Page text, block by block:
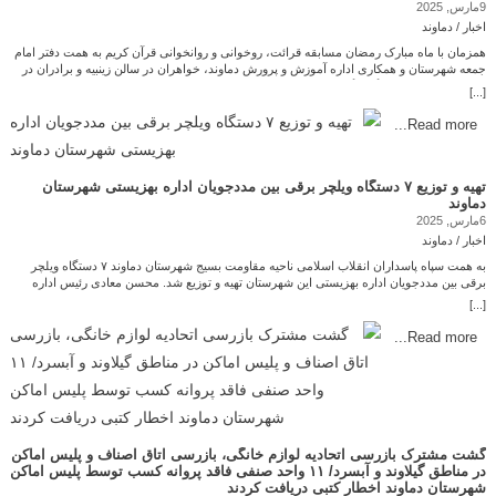
بر ایجاد مجمع فارغ التحصیلان دانشگاه آزاد دماوند و تسهیل ادامه تحصیل خبرنگاران در رشته‌های
مرتبط با رسانه در واحد دماوند تاکید شد. در پایان این دیدار پس از تقدیر از خبرنگاران، در ضیافت
خبری امید دماوند امید مردم و رسانه ی مردمی
9مارس, 2025
اخبار / دماوند
همزمان با ماه مبارک رمضان مسابقه قرائت، روخوانی و روانخوانی قرآن کریم به همت دفتر امام
جمعه شهرستان و همکاری اداره آموزش و پرورش دماوند، خواهران در سالن زینبیه و برادران در
مسجد جامع دماوند برگزار گردید. حجت الاسلام فتاح دماوندی امام جمعه شهرستان به همراه
فروتن رئیس آموزش و پرورش با حضور در مراسم، ضمن سرکشی، از نحوه برگزاری مسابقات
بازدید به‌عمل آوردند‌. لازم به ذکر است به منتخبین در رشته روانخوانی کل قرآن کریم مبلغ پنج
میلیون ریال در مراسم نماز عید سعید فطر اهدا خواهد شد. داوری این مسابقه را خانم مشهدی
آقایی در بخش خواهران و مهدی اسدالهی در بخش برادران بر عهده داشتند. انتهای پیام/ چاپ
مردمی
[...]
Read more...
تهیه و توزیع ۷ دستگاه ویلچر برقی بین مددجویان اداره بهزیستی شهرستان
دماوند
6مارس, 2025
اخبار / دماوند
به همت سپاه پاسداران انقلاب اسلامی ناحیه مقاومت بسیج شهرستان دماوند ۷ دستگاه ویلچر
برقی بین مددجویان اداره بهزیستی این شهرستان تهیه و توزیع شد. محسن معادی رئیس اداره
شرایط اداره بهزیستی این شهرستان خبر داد. محسن معادی ضمن تقدیر و تشکر از زحمات
فرماندهی سپاه انقلاب اسلامی ناحیه دماوند و واحد محرومیت‌زدایی تحت امر آن فرماندهی
محترم، اظهار کرد: ویلچرهای برقی مذکور از بهترین برندهای موجود در بازار تهیه گردیده است.
وی افزود: ارزش هر دستگاه یک میلیارد و سیصد و پنجاه میلیون ریال و جمعاً هفت دستگاه ویلچر
به ارزش نه میلیارد و چهارصد و پنجاه میلیون ریال معادل ۹۴۵ میلیون تومان بین ۷ نفر مددجویان
این نهاد توزیع گردیده است. چاپ کردن و دریافت کتاب الکترونیکی امید دماوند پایگاه خبری امید
[...]
Read more...
گشت مشترک بازرسی اتحادیه لوازم خانگی، بازرسی اتاق اصناف و پلیس اماکن
در مناطق گیلاوند و آبسرد/ ۱۱ واحد صنفی فاقد پروانه کسب توسط پلیس اماکن
شهرستان دماوند اخطار کتبی دریافت کردند